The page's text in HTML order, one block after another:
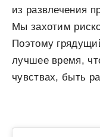
из развлечения
Мы захотим
Поэтому
лучшее время,
чувствах, быть